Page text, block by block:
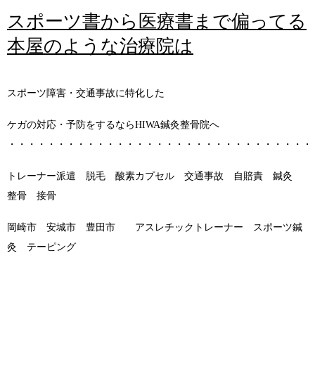
スポーツ書から医療書まで偏ってる
本屋のような治療院は
スポーツ障害・交通事故に特化した
ケガの対応・予防をするならHIWA鍼灸整骨院へ
・・・・・・・・・・・・・・・・・・・・・・・・・・・・・・
トレーナー派遣 脱毛 酸素カプセル 交通事故 自賠責 鍼灸
整骨 接骨
岡崎市 安城市 豊田市 アスレチックトレーナー スポーツ鍼
灸 テーピング